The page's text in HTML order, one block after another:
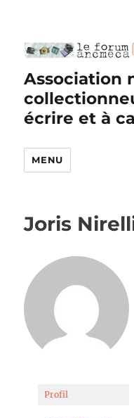
Association
écrire et à
MENU
Joris
Profil